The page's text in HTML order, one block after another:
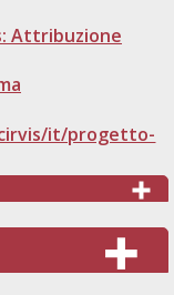
Attribuzione
it/progetto-